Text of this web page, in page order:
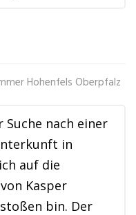
Hohenfels Oberpfalz
Suche nach einer
in
auf die
Kasper
bin. Der